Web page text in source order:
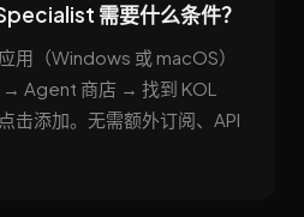
需要什么条件？
用（Windows 或 macOS）
Agent 商店 → 找到 KOL
添加。无需额外订阅、API